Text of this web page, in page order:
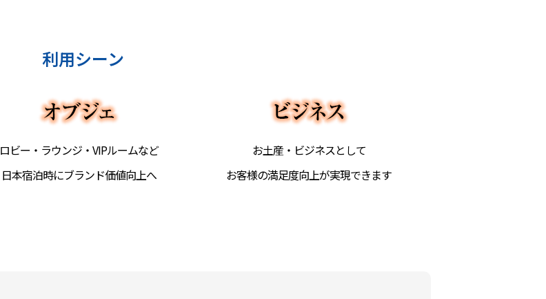
利用シーン
ロビー・ラウンジ・VIPルームなど
日本宿泊時にブランド価値向上へ
お土産・ビジネスとして
お客様の満足度向上が実現できます